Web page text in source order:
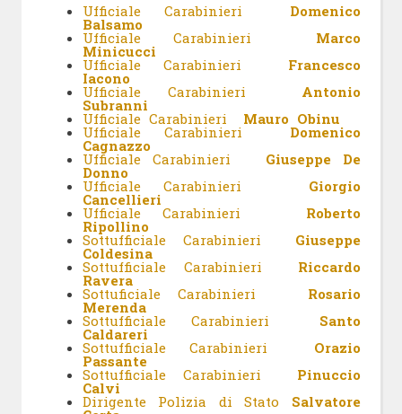
Ufficiale Carabinieri Domenico
Balsamo
Ufficiale Carabinieri Marco
Minicucci
Ufficiale Carabinieri Francesco
Iacono
Ufficiale Carabinieri Antonio
Subranni
Ufficiale Carabinieri Mauro Obinu
Ufficiale Carabinieri Domenico
Cagnazzo
Ufficiale Carabinieri Giuseppe De
Donno
Ufficiale Carabinieri Giorgio
Cancellieri
Ufficiale Carabinieri Roberto
Ripollino
Sottufficiale Carabinieri Giuseppe
Coldesina
Sottufficiale Carabinieri Riccardo
Ravera
Sottuficiale Carabinieri Rosario
Merenda
Sottufficiale Carabinieri Santo
Caldareri
Sottufficiale Carabinieri Orazio
Passante
Sottufficiale Carabinieri Pinuccio
Calvi
Dirigente Polizia di Stato Salvatore